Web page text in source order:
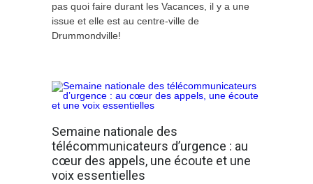
pas quoi faire durant les Vacances, il y a une
issue et elle est au centre-ville de
Drummondville!
Semaine nationale des
télécommunicateurs d’urgence : au
cœur des appels, une écoute et une
voix essentielles